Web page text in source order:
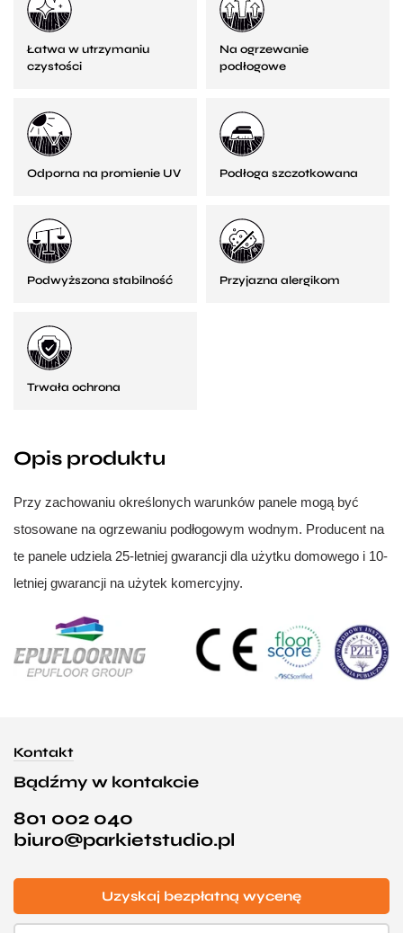
Łatwa w utrzymaniu
czystości
Na ogrzewanie
podłogowe
Odporna na promienie UV Podłoga szczotkowana
Podwyższona stabilność Przyjazna alergikom
Trwała ochrona
Opis produktu
Przy zachowaniu określonych warunków panele mogą być
stosowane na ogrzewaniu podłogowym wodnym. Producent na
te panele udziela 25-letniej gwarancji dla użytku domowego i 10-
letniej gwarancji na użytek komercyjny.
Kontakt
Bądźmy w kontakcie
801 002 040
biuro@parkietstudio.pl
Uzyskaj bezpłatną wycenę